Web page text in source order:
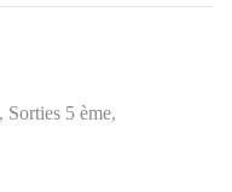
Sorties 5 ème